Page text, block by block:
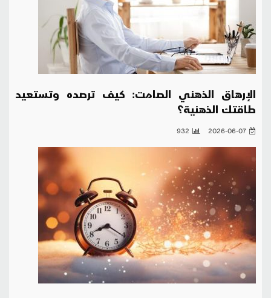
الإرهاق الذهني الصامت: كيف ترصده وتستعيد
طاقتك الذهنية؟
2026-06-07
932